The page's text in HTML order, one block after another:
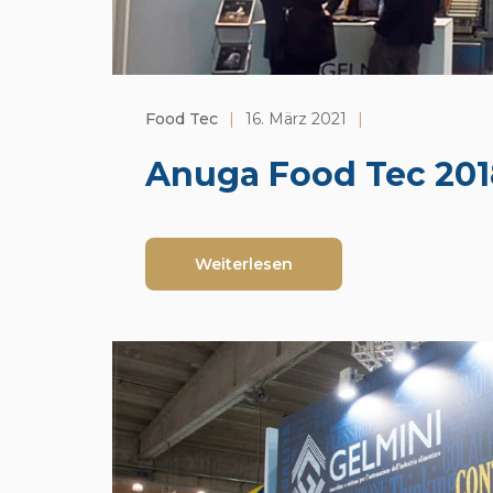
Food Tec | 16. März 2021 |
Anuga Food Tec
Weiterlesen